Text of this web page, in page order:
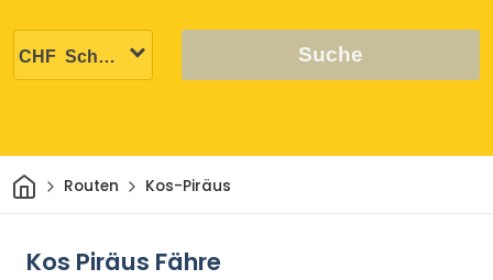
Suche
HeimRouten Kos-Piräus
Kos Piräus Fähre